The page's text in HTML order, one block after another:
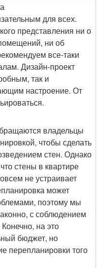
для всех.
представления ни о
ни об
все-таки
Дизайн-проект
так и
настроение. От
владельцы
чтобы сделать
стен. Однако
стены в квартире
не устраивает
может
поэтому мы
с соблюдением
на это
бюджет, но
перепланировки того